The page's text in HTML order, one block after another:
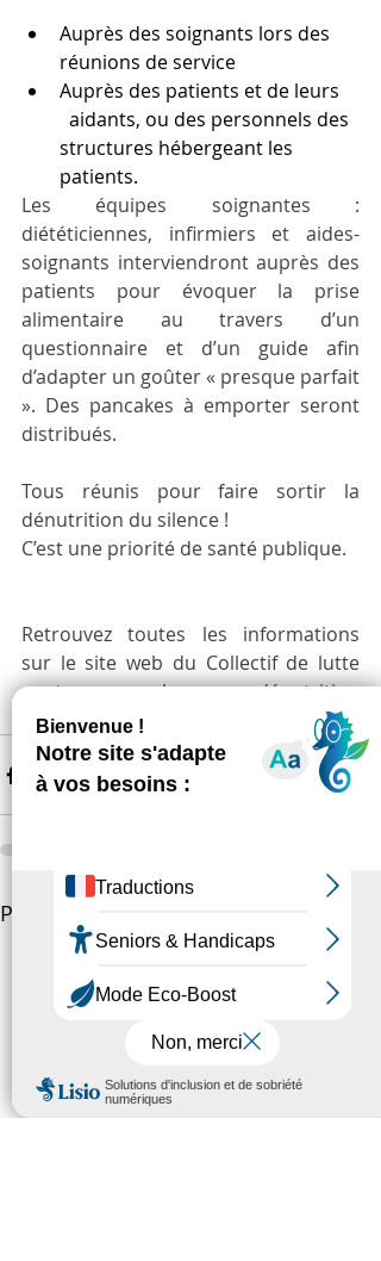
Auprès des soignants lors des
réunions de service
Auprès des patients et de leurs
  aidants, ou des personnels des
structures hébergeant les
patients.
Les équipes soignantes :
diététiciennes, infirmiers et aides-
soignants interviendront auprès des
patients pour évoquer la prise
alimentaire au travers d’un
questionnaire et d’un guide afin
d’adapter un goûter « presque parfait
». Des pancakes à emporter seront
distribués.
Tous réunis pour faire sortir la
dénutrition du silence !
C’est une priorité de santé publique.
Retrouvez toutes les informations
sur le site web du Collectif de lutte
contre la dénutrition
http://luttecontreladenutrition.fr
Posts récents